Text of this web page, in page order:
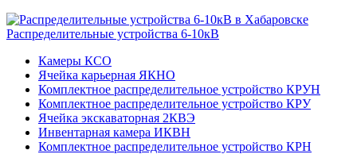
Распределительные устройства 6-10кВ
Камеры КСО
Ячейка карьерная ЯКНО
Комплектное распределительное устройство КРУН
Комплектное распределительное устройство КРУ
Ячейка экскаваторная 2КВЭ
Инвентарная камера ИКВН
Комплектное распределительное устройство КРН